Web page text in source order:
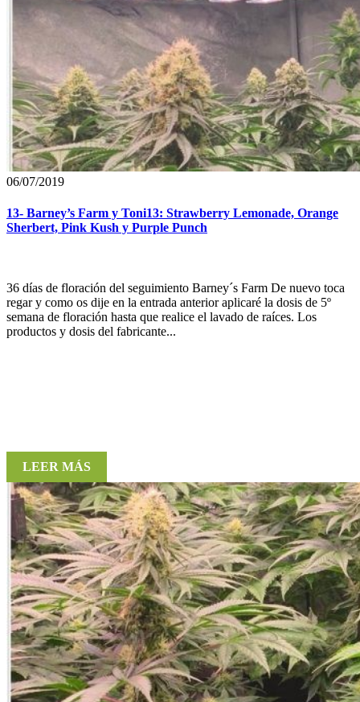
06/07/2019
13- Barney’s Farm y Toni13: Strawberry Lemonade, Orange
Sherbert, Pink Kush y Purple Punch
36 días de floración del seguimiento Barney´s Farm De nuevo toca
regar y como os dije en la entrada anterior aplicaré la dosis de 5º
semana de floración hasta que realice el lavado de raíces. Los
productos y dosis del fabricante...
LEER MÁS